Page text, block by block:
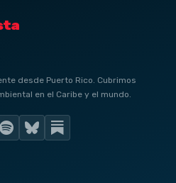
desde Puerto Rico. Cubrimos
en el Caribe y el mundo.